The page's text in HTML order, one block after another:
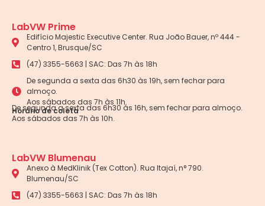
LabVW Prime
Edifício Majestic Executive Center. Rua João Bauer, nº 444 -
Centro 1, Brusque/SC
(47) 3355-5663 | SAC: Das 7h às 18h
De segunda a sexta das 6h30 às 19h, sem fechar para
almoço.
Aos sábados das 7h às 11h.
Horário de coleta
De segunda a sexta das 6h30 às 16h, sem fechar para almoço.
Aos sábados das 7h às 10h.
LabVW Blumenau
Anexo à MedKlinik (Tex Cotton). Rua Itajaí, n° 790.
Blumenau/SC
(47) 3355-5663 | SAC: Das 7h às 18h